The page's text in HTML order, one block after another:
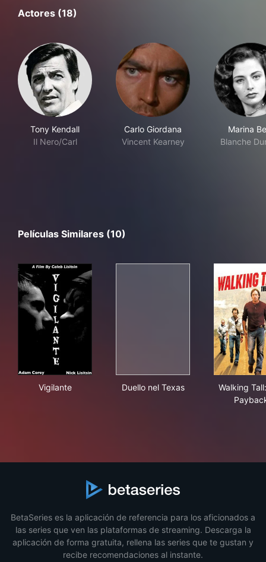
Actores (18)
Tony Kendall
Il Nero/Carl
Carlo Giordana
Vincent Kearney
Marina
Blanche
Películas Similares (10)
Vigilante Duello nel Texas
Walking
BetaSeries es la aplicación de referencia para los aficionados a
las series que ven las plataformas de streaming. Descarga la
aplicación de forma gratuita, rellena las series que te gustan y
recibe recomendaciones al instante.